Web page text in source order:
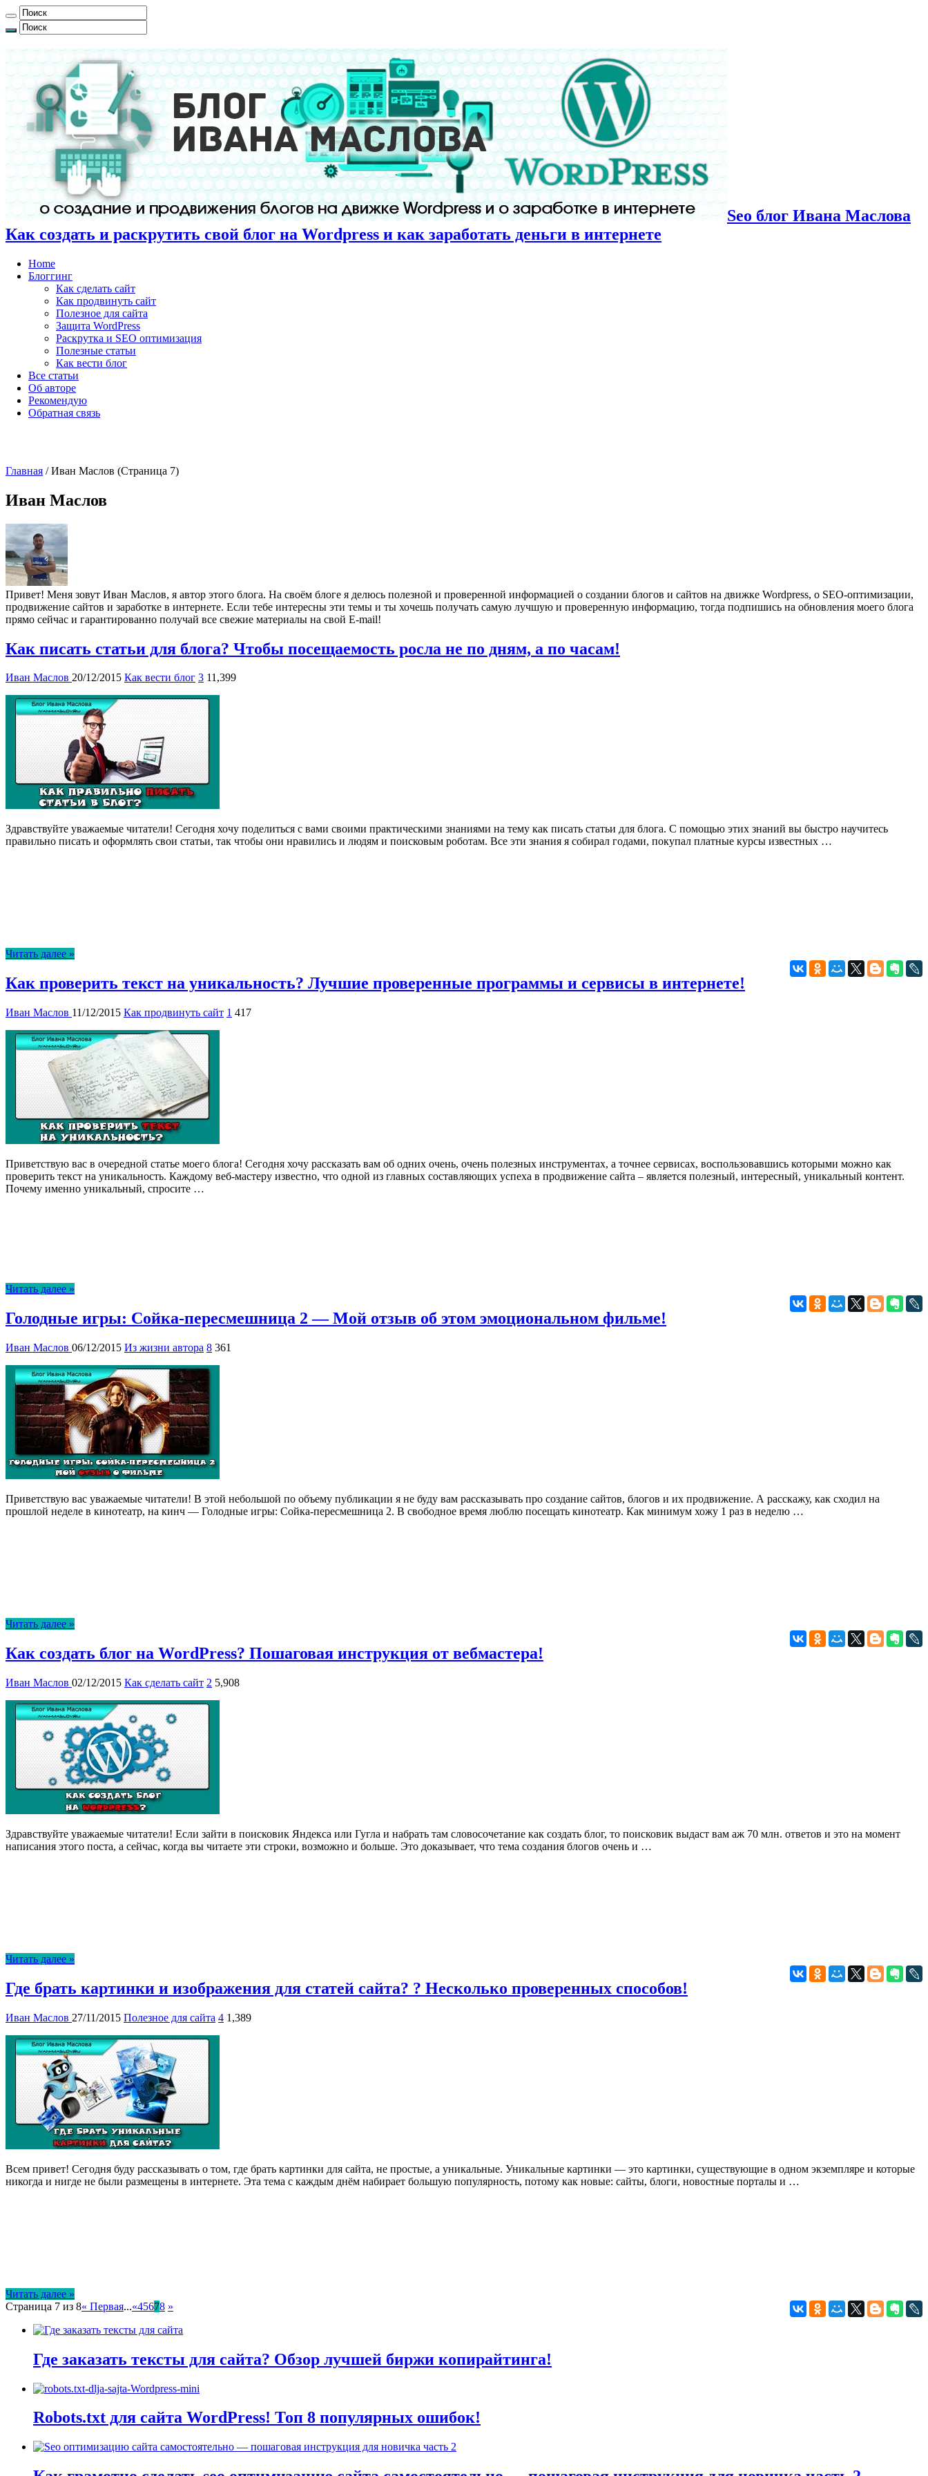
Seo блог Ивана Маслова
Как создать и раскрутить свой блог на Wordpress и как заработать деньги в интернете
Home
Блоггинг
Как сделать сайт
Как продвинуть сайт
Полезное для сайта
Защита WordPress
Раскрутка и SEO оптимизация
Полезные статьи
Как вести блог
Все статьи
Об авторе
Рекомендую
Обратная связь
Главная / Иван Маслов (Страница 7)
Иван Маслов
Привет! Меня зовут Иван Маслов, я автор этого блога. На своём блоге я делюсь полезной и проверенной информацией о создании блогов и сайтов на движке Wordpress, о SEO-оптимизации,
продвижение сайтов и заработке в интернете. Если тебе интересны эти темы и ты хочешь получать самую лучшую и проверенную информацию, тогда подпишись на обновления моего блога
прямо сейчас и гарантированно получай все свежие материалы на свой E-mail!
Как писать статьи для блога? Чтобы посещаемость росла не по дням, а по часам!
Иван Маслов 20/12/2015 Как вести блог 3 11,399
Здравствуйте уважаемые читатели! Сегодня хочу поделиться с вами своими практическими знаниями на тему как писать статьи для блога. С помощью этих знаний вы быстро научитесь
правильно писать и оформлять свои статьи, так чтобы они нравились и людям и поисковым роботам. Все эти знания я собирал годами, покупал платные курсы известных …
Читать далее »
Как проверить текст на уникальность? Лучшие проверенные программы и сервисы в интернете!
Иван Маслов 11/12/2015 Как продвинуть сайт 1 417
Приветствую вас в очередной статье моего блога! Сегодня хочу рассказать вам об одних очень, очень полезных инструментах, а точнее сервисах, воспользовавшись которыми можно как
проверить текст на уникальность. Каждому веб-мастеру известно, что одной из главных составляющих успеха в продвижение сайта – является полезный, интересный, уникальный контент.
Почему именно уникальный, спросите …
Читать далее »
Голодные игры: Сойка-пересмешница 2 — Мой отзыв об этом эмоциональном фильме!
Иван Маслов 06/12/2015 Из жизни автора 8 361
Приветствую вас уважаемые читатели! В этой небольшой по объему публикации я не буду вам рассказывать про создание сайтов, блогов и их продвижение. А расскажу, как сходил на
прошлой неделе в кинотеатр, на кинч — Голодные игры: Сойка-пересмешница 2. В свободное время люблю посещать кинотеатр. Как минимум хожу 1 раз в неделю …
Читать далее »
Как создать блог на WordPress? Пошаговая инструкция от вебмастера!
Иван Маслов 02/12/2015 Как сделать сайт 2 5,908
Здравствуйте уважаемые читатели! Если зайти в поисковик Яндекса или Гугла и набрать там словосочетание как создать блог, то поисковик выдаст вам аж 70 млн. ответов и это на момент
написания этого поста, а сейчас, когда вы читаете эти строки, возможно и больше. Это доказывает, что тема создания блогов очень и …
Читать далее »
Где брать картинки и изображения для статей сайта? ? Несколько проверенных способов!
Иван Маслов 27/11/2015 Полезное для сайта 4 1,389
Всем привет! Сегодня буду рассказывать о том, где брать картинки для сайта, не простые, а уникальные. Уникальные картинки — это картинки, существующие в одном экземпляре и которые
никогда и нигде не были размещены в интернете. Эта тема с каждым днём набирает большую популярность, потому как новые: сайты, блоги, новостные порталы и …
Читать далее »
Страница 7 из 8« Первая...«45678 »
Где заказать тексты для сайта? Обзор лучшей биржи копирайтинга!
Robots.txt для сайта WordPress! Топ 8 популярных ошибок!